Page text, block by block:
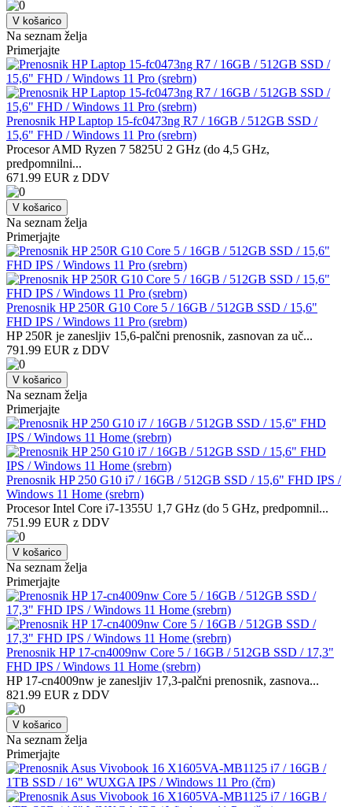
V košarico
Na seznam želja
Primerjajte
Prenosnik HP Laptop 15-fc0473ng R7 / 16GB / 512GB SSD /
15,6" FHD / Windows 11 Pro (srebrn)
Procesor AMD Ryzen 7 5825U 2 GHz (do 4,5 GHz,
predpomnilni...
671.99 EUR z DDV
V košarico
Na seznam želja
Primerjajte
Prenosnik HP 250R G10 Core 5 / 16GB / 512GB SSD / 15,6"
FHD IPS / Windows 11 Pro (srebrn)
HP 250R je zanesljiv 15,6-palčni prenosnik, zasnovan za uč...
791.99 EUR z DDV
V košarico
Na seznam želja
Primerjajte
Prenosnik HP 250 G10 i7 / 16GB / 512GB SSD / 15,6" FHD IPS /
Windows 11 Home (srebrn)
Procesor Intel Core i7-1355U 1,7 GHz (do 5 GHz, predpomnil...
751.99 EUR z DDV
V košarico
Na seznam želja
Primerjajte
Prenosnik HP 17-cn4009nw Core 5 / 16GB / 512GB SSD / 17,3"
FHD IPS / Windows 11 Home (srebrn)
HP 17-cn4009nw je zanesljiv 17,3-palčni prenosnik, zasnova...
821.99 EUR z DDV
V košarico
Na seznam želja
Primerjajte